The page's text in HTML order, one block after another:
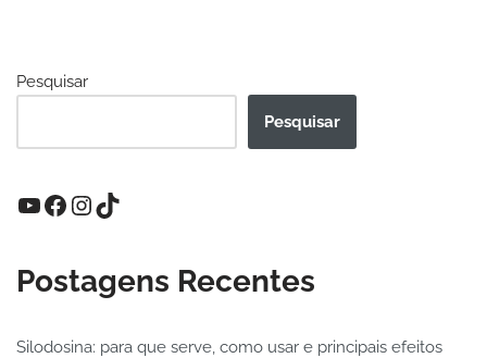
Pesquisar
Pesquisar
Postagens Recentes
Silodosina: para que serve, como usar e principais efeitos